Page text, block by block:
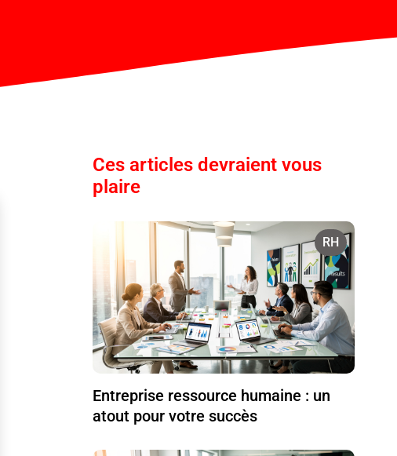
Ces articles devraient vous
plaire
RH
Entreprise ressource humaine : un
atout pour votre succès